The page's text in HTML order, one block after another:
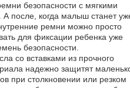
безопасности с мягкими
А после, когда малыш станет
ремни можно просто
для фиксации ребенка уже
безопасности.
со вставками из прочного
надежно защитят
при столкновении или резком